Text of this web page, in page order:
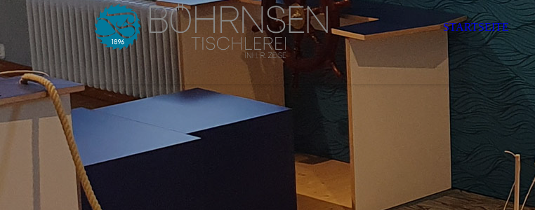
STARTSEITE